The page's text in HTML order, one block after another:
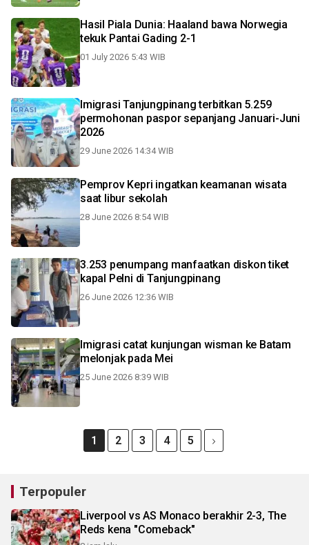
Hasil Piala Dunia: Haaland bawa Norwegia
tekuk Pantai Gading 2-1
01 July 2026 5:43 WIB
Imigrasi Tanjungpinang terbitkan 5.259
permohonan paspor sepanjang Januari-Juni
2026
29 June 2026 14:34 WIB
Pemprov Kepri ingatkan keamanan wisata
saat libur sekolah
28 June 2026 8:54 WIB
3.253 penumpang manfaatkan diskon tiket
kapal Pelni di Tanjungpinang
26 June 2026 12:36 WIB
Imigrasi catat kunjungan wisman ke Batam
melonjak pada Mei
25 June 2026 8:39 WIB
1 2 3 4 5
Terpopuler
Liverpool vs AS Monaco berakhir 2-3, The
Reds kena "Comeback"